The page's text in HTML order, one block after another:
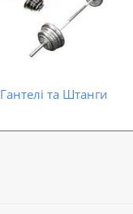
Гантелі та Штанги